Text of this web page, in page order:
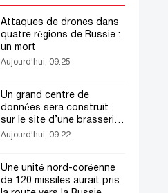
Attaques de drones dans
quatre régions de Russie :
un mort
Aujourd'hui, 09:25
Un grand centre de
données sera construit
sur le site d’une brasserie
historique à Londres
Aujourd'hui, 09:22
Une unité nord-coréenne
de 120 missiles aurait pris